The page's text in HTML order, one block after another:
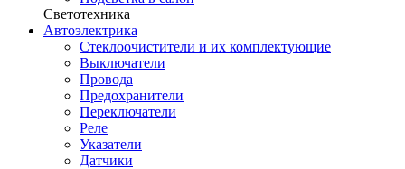
Светотехника
Автоэлектрика
Стеклоочистители и их комплектующие
Выключатели
Провода
Предохранители
Переключатели
Реле
Указатели
Датчики